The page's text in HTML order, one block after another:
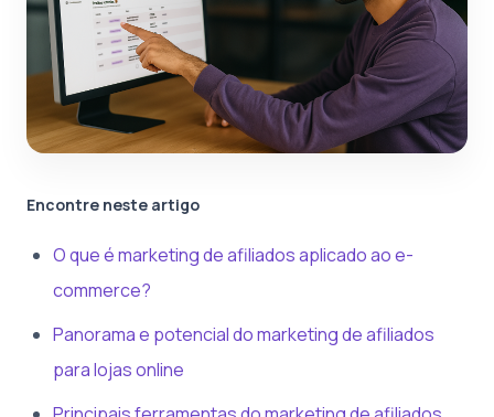
Encontre neste artigo
O que é marketing de afiliados aplicado ao e-
commerce?
Panorama e potencial do marketing de afiliados
para lojas online